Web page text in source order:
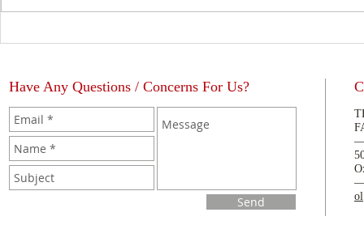
Have Any Questions / Concerns For Us?
Send